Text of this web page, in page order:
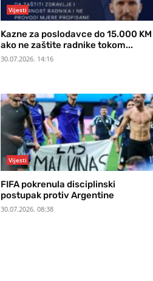
Vijesti
Kazne za poslodavce do 15.000 KM
ako ne zaštite radnike tokom...
30.07.2026. 14:16
Vijesti
FIFA pokrenula disciplinski
postupak protiv Argentine
30.07.2026. 08:38